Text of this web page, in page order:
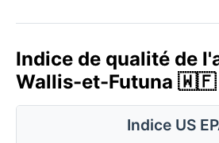
Indice de qualité de
Wallis-et-Futuna 🇼🇫
Indice US